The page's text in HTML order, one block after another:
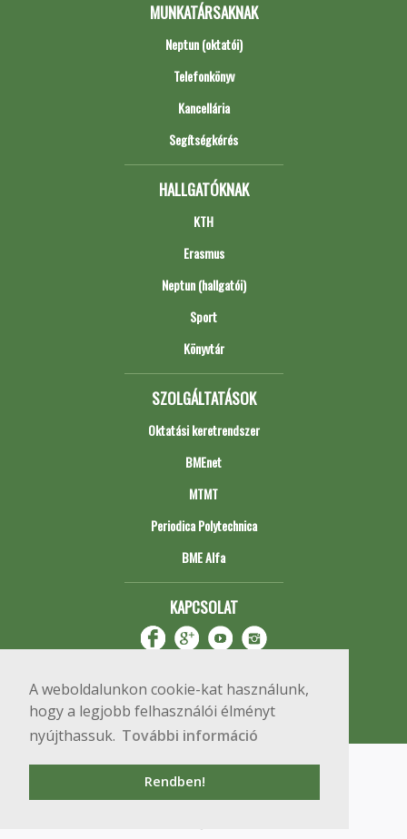
A weboldalunkon cookie-kat használunk,
hogy a legjobb felhasználói élményt
nyújthassuk. További információ
Rendben!
MUNKATÁRSAKNAK
Neptun (oktatói)
Telefonkönyv
Kancellária
Segítségkérés
HALLGATÓKNAK
KTH
Erasmus
Neptun (hallgatói)
Sport
Könyvtár
SZOLGÁLTATÁSOK
Oktatási keretrendszer
BMEnet
MTMT
Periodica Polytechnica
BME Alfa
KAPCSOLAT
Copyright © 2020 BME Építőmérnöki Kar
1111 Budapest, Műegyetem rkp. 3.